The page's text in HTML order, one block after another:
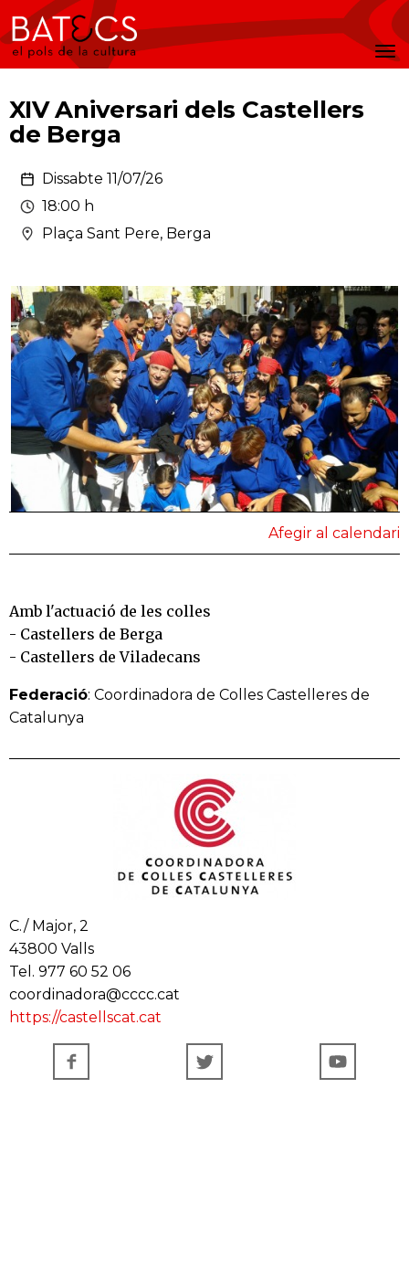
Batecs
Afegir al calendari
XIV Aniversari dels Castellers
de Berga
Dissabte 11/07/26
18:00 h
Plaça Sant Pere, Berga
Amb l'actuació de les colles
- Castellers de Berga
- Castellers de Viladecans
Federació: Coordinadora de Colles Castelleres de
Catalunya
C./ Major, 2
43800 Valls
Tel. 977 60 52 06
coordinadora@cccc.cat
https://castellscat.cat